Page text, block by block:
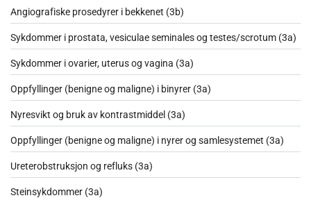
Angiografiske prosedyrer i bekkenet (3b)
Sykdommer i prostata, vesiculae seminales og testes/scrotum (3a)
Sykdommer i ovarier, uterus og vagina (3a)
Oppfyllinger (benigne og maligne) i binyrer (3a)
Nyresvikt og bruk av kontrastmiddel (3a)
Oppfyllinger (benigne og maligne) i nyrer og samlesystemet (3a)
Ureterobstruksjon og refluks (3a)
Steinsykdommer (3a)